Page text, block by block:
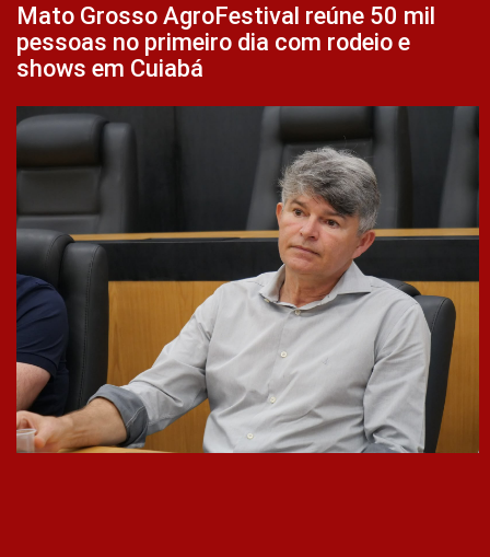
Mato Grosso AgroFestival reúne 50 mil
pessoas no primeiro dia com rodeio e
shows em Cuiabá